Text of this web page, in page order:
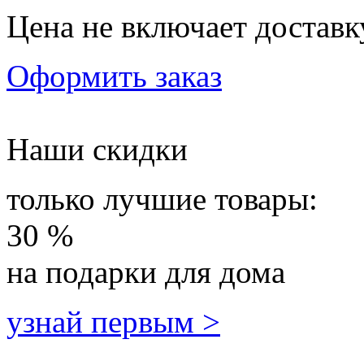
Цена не включает
Оформить заказ
Наши скидки
только лучшие товары:
30 %
на подарки для дома
узнай первым >